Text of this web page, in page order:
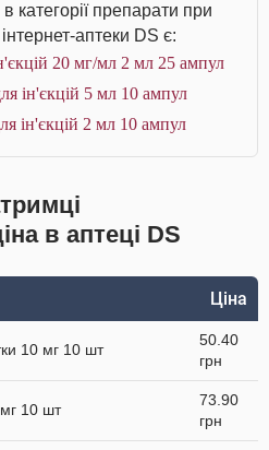
препарати при
аптеки DS є:
20 мг/мл 2 мл 25 ампул
ін'єкцій 5 мл 10 ампул
ін'єкцій 2 мл 10 ампул
в аптеці DS
Ціна
10 мг 10 шт
50.40
грн
10 шт
73.90
грн